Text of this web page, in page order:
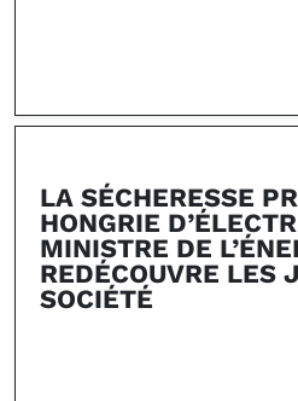
LA SÉCHERESSE
HONGRIE
MINISTRE DE
REDÉCOUVRE LES
SOCIÉTÉ